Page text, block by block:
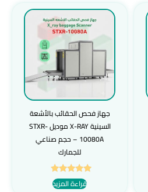
جهاز فحص الحقائب بالأشعة
السينية X-RAY موديل STXR-
10080A – حجم صناعي
للجمارك
تم التقييم
5.00
قراءة المزيد